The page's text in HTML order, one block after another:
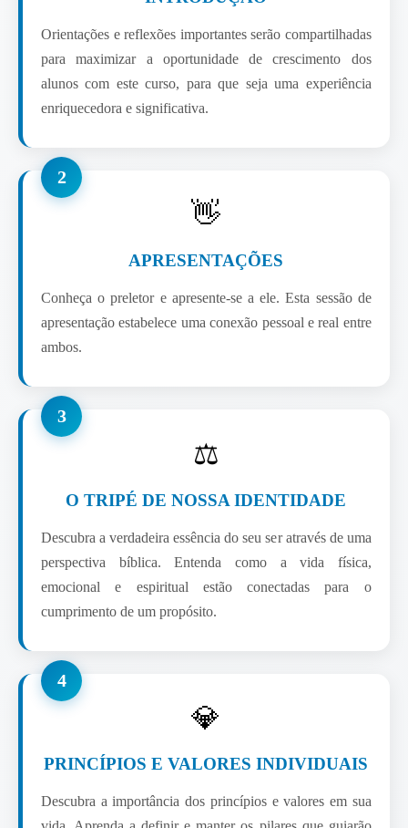
Orientações e reflexões importantes serão compartilhadas
para maximizar a oportunidade de crescimento dos
alunos com este curso, para que seja uma experiência
enriquecedora e significativa.
2
👋
APRESENTAÇÕES
Conheça o preletor e apresente-se a ele. Esta sessão de
apresentação estabelece uma conexão pessoal e real entre
ambos.
3
⚖️
O TRIPÉ DE NOSSA IDENTIDADE
Descubra a verdadeira essência do seu ser através de uma
perspectiva bíblica. Entenda como a vida física,
emocional e espiritual estão conectadas para o
cumprimento de um propósito.
4
💎
PRINCÍPIOS E VALORES INDIVIDUAIS
Descubra a importância dos princípios e valores em sua